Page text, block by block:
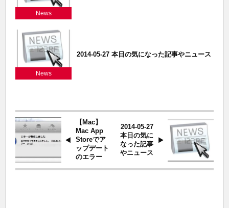
News
News
2014-05-27 本日の気になった記事やニュース
【Mac】
Mac App
Storeでア
ップデート
のエラー
2014-05-27
本日の気に
なった記事
やニュース